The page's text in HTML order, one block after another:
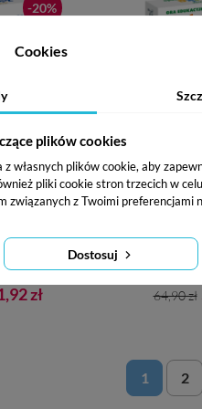
-20%
Gra na
Edycja
zł
Cena
64,90 zł
1 2
Cookies
plików cookies
własnych plików cookie, aby
pliki cookie stron trzecich w
związanych z Twoimi preferencjami
Dostosuj